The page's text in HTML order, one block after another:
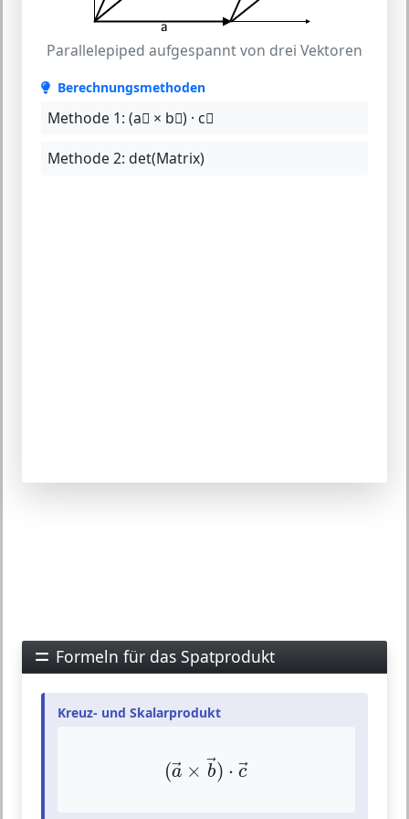
Parallelepiped aufgespannt von drei Vektoren
Berechnungsmethoden
Methode 1: (a⃗ × b⃗) · c⃗
Methode 2: det(Matrix)
Formeln für das Spatprodukt
Kreuz- und Skalarprodukt
(→
a × →
b) ⋅ →
c
(a ×b →)